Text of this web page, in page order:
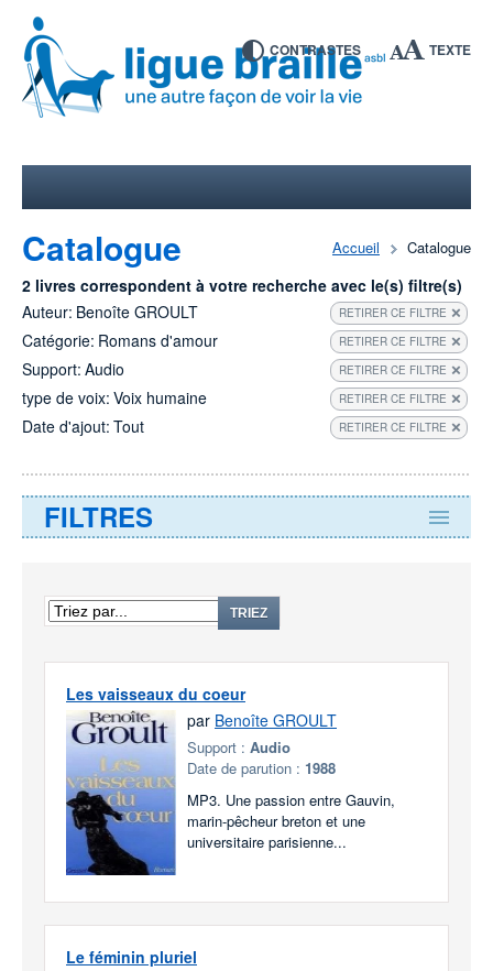
CONTRASTES TEXTE
Accueil Catalogue
Catalogue
2 livres correspondent à votre recherche avec le(s) filtre(s)
Auteur: Benoîte GROULT RETIRER CE FILTRE
Catégorie: Romans d'amour RETIRER CE FILTRE
Support: Audio RETIRER CE FILTRE
type de voix: Voix humaine RETIRER CE FILTRE
Date d'ajout: Tout RETIRER CE FILTRE
FILTRES
TRIEZ
Les vaisseaux du coeur
par Benoîte GROULT
Support : Audio
Date de parution : 1988
MP3. Une passion entre Gauvin,
marin-pêcheur breton et une
universitaire parisienne...
Le féminin pluriel